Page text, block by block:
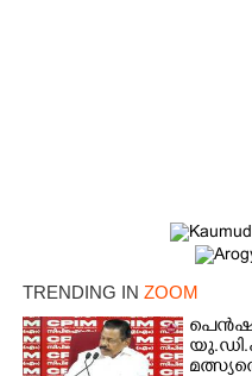
TRENDING IN ZOOM